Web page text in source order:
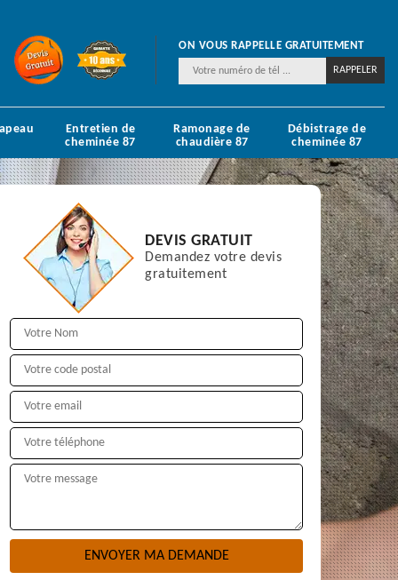
ON VOUS RAPPELLE GRATUITEMENT
Entretien de
cheminée 87
Ramonage de
chaudière 87
Débistrage de
cheminée 87
DEVIS GRATUIT
Demandez votre devis
gratuitement